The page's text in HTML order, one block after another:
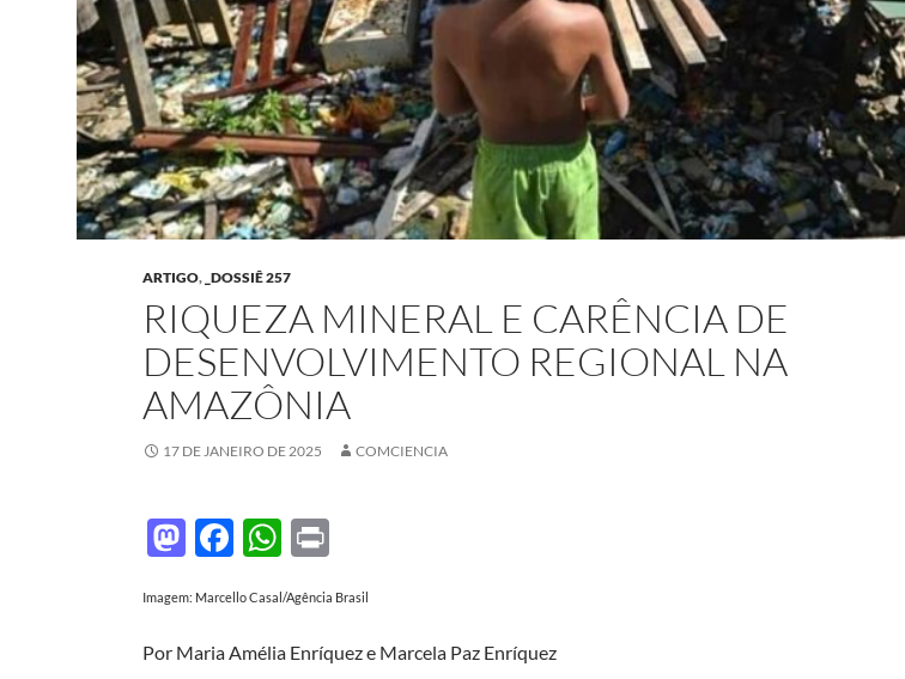
ARTIGO, _DOSSIÊ 257
RIQUEZA MINERAL E CARÊNCIA DE
DESENVOLVIMENTO REGIONAL NA
AMAZÔNIA
17 DE JANEIRO DE 2025 COMCIENCIA
M
to
d
F
e
b
W
at
s
nt
Imagem: Marcello Casal/Agência Brasil
Por Maria Amélia Enríquez e Marcela Paz Enríquez